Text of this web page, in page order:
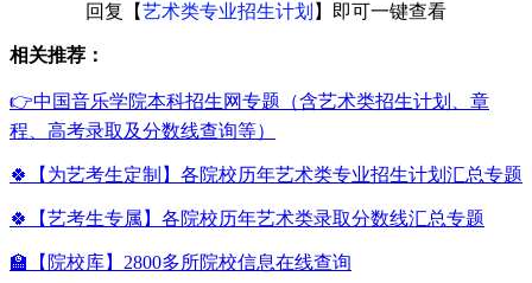
回复【艺术类专业招生计划 】即可一键查看
相关推荐：
👉中国音乐学院本科招生网专题（含艺术类招生计划、章
程、高考录取及分数线查询等）
🍀【为艺考生定制】各院校历年艺术类专业招生计划汇总专题
🍀【艺考生专属】各院校历年艺术类录取分数线汇总专题
🏫【院校库】2800多所院校信息在线查询